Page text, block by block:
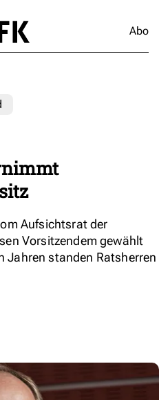
Abo
Aufsichtsrat der
Vorsitzendem gewählt
Jahren standen Ratsherren